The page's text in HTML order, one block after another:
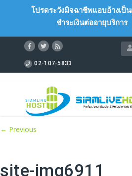
02-107-5833
Image navigation
← Previous
site-img6911
โปรดระวังมิจฉาชีพแอบอ้างเป็
ชำระเงินต่ออายุบริการ